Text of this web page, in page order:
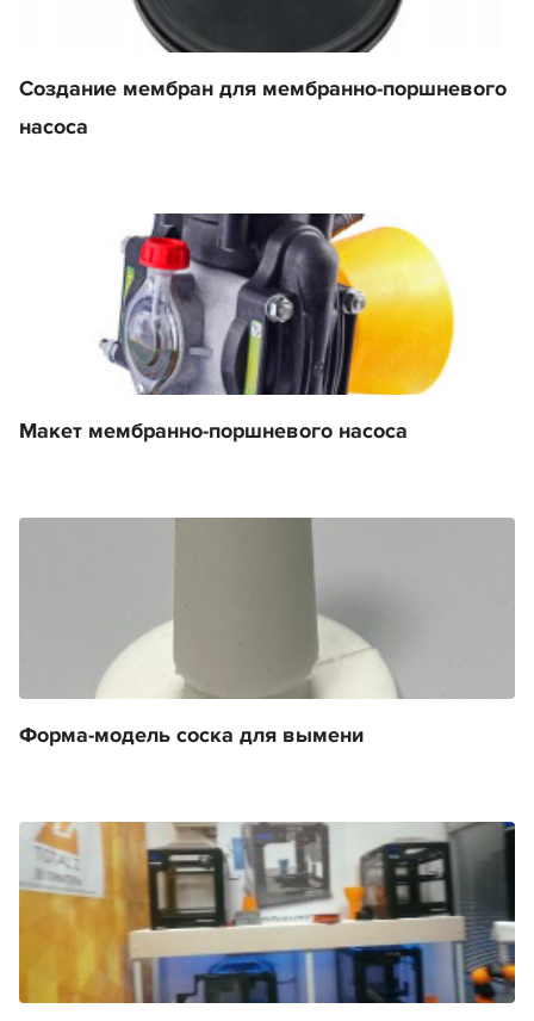
Создание мембран для мембранно-поршневого
насоса
Макет мембранно-поршневого насоса
Форма-модель соска для вымени